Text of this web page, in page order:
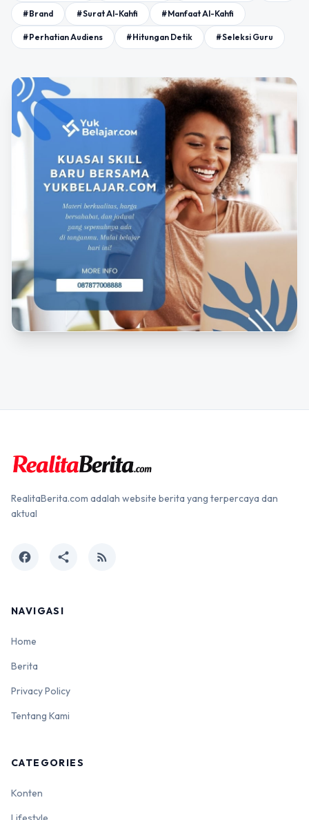
#Brand #Surat Al-Kahfi #Manfaat Al-Kahfi
#Perhatian Audiens #Hitungan Detik #Seleksi Guru
RealitaBerita.com adalah website berita yang terpercaya dan
aktual
facebook share rss_feed
NAVIGASI
Home
Berita
Privacy Policy
Tentang Kami
CATEGORIES
Konten